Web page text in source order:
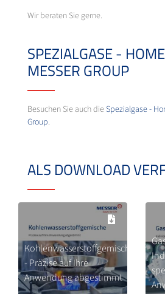
Wir beraten Sie gerne.
SPEZIALGASE -
MESSER GROUP
Besuchen Sie auch dieSpezialgase -
Group.
ALS DOWNLOAD
Kohlenwasserstoffgemische
- Präzise auf Ihre
Anwendung abgestimmt